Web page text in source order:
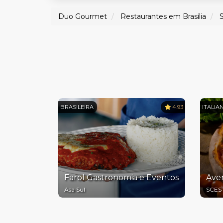
Duo Gourmet Restaurantes em Brasília
BRASILEIRA 4.93
Farol Gastronomia e Eventos
Asa Sul SCES